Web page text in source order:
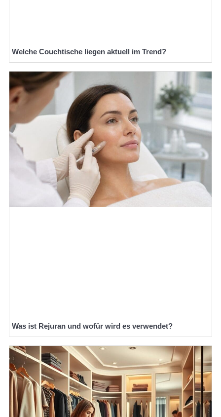
Welche Couchtische liegen aktuell im Trend?
Was ist Rejuran und wofür wird es verwendet?